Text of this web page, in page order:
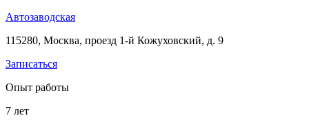
Автозаводская
115280, Москва, проезд 1-й Кожуховский, д. 9
Записаться
Опыт работы
7 лет